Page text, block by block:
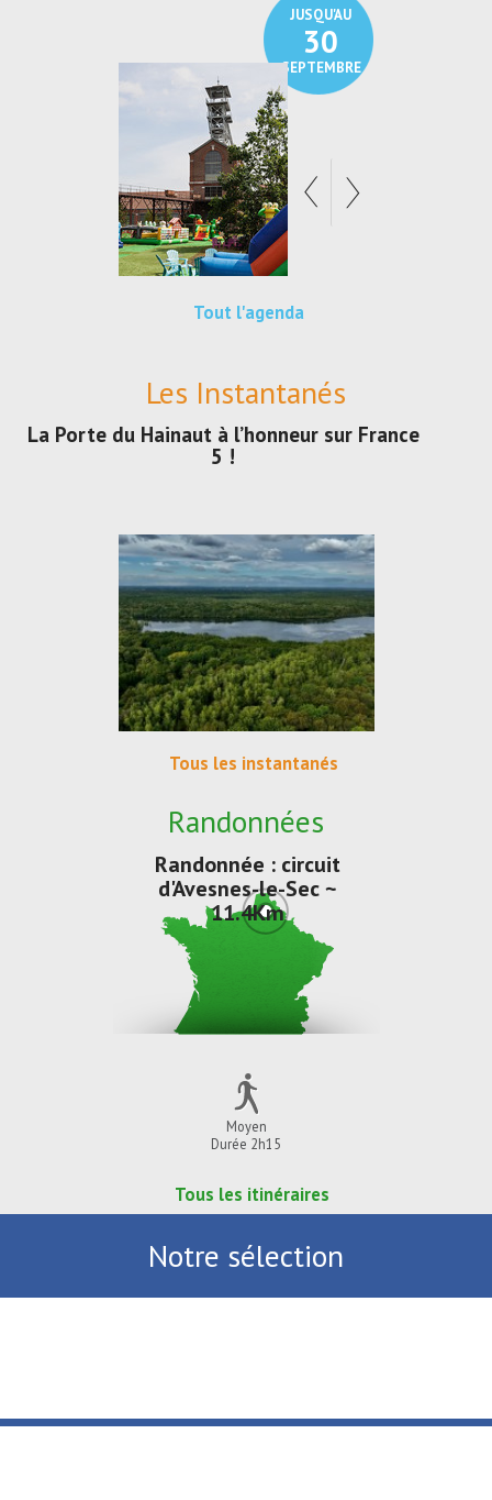
JUSQU'AU
SEPTEMBRE
Tout l'agenda
Les Instantanés
La Porte du Hainaut à l’honneur sur France
5 !
Tous les instantanés
Randonnées
Randonnée : circuit
d'Avesnes-le-Sec ~
11.4Km
Moyen
Durée 2h15
Tous les itinéraires
Notre sélection